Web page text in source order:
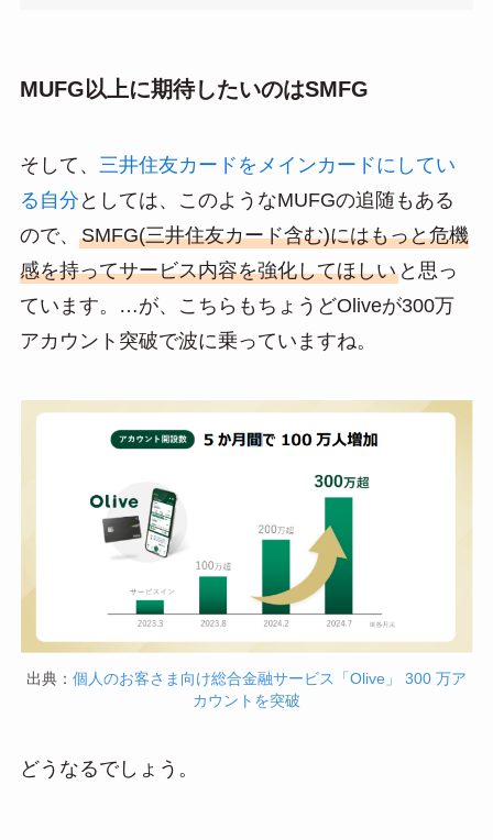
MUFG以上に期待したいのはSMFG
そして、 三井住友カードをメインカードにしてい
る自分 としては、このようなMUFGの追随もある
ので、 SMFG(三井住友カード含む)にはもっと危機
感を持ってサービス内容を強化してほしいと思っ
ています。…が、こちらもちょうどOliveが300万
アカウント突破で波に乗っていますね。
出典： 個人のお客さま向け総合金融サービス「Olive」 300 万ア
カウントを突破
どうなるでしょう。